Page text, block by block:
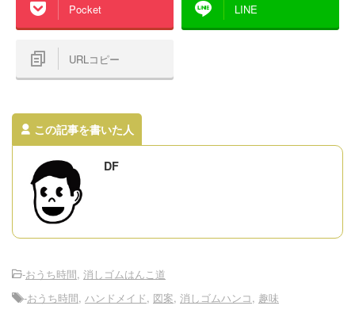
Pocket LINE
URLコピー
この記事を書いた人
DF
-おうち時間, 消しゴムはんこ道
-おうち時間, ハンドメイド, 図案, 消しゴムハンコ, 趣味